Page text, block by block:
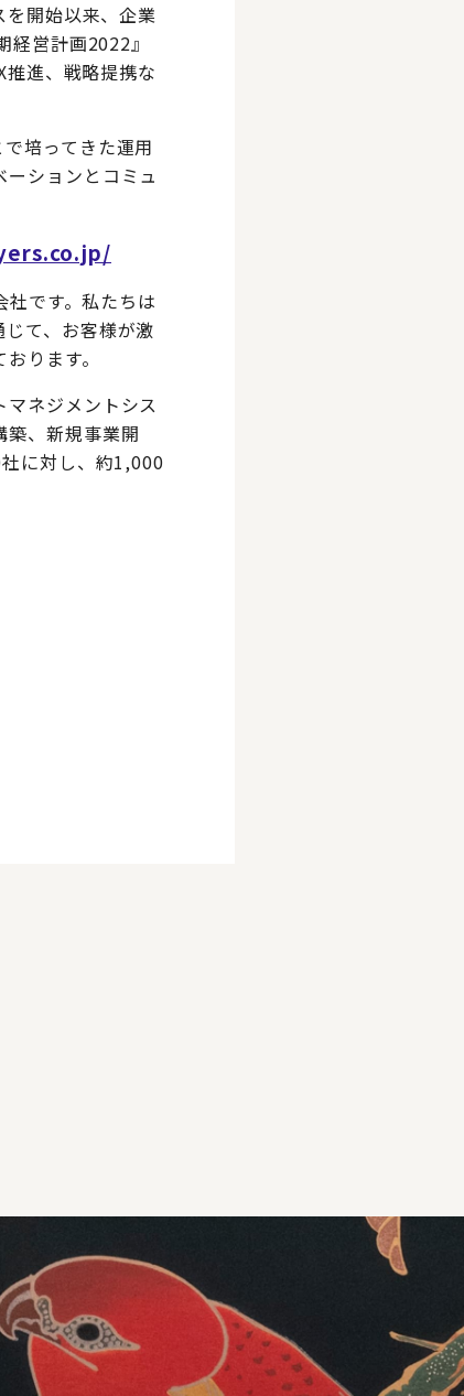
開始以来、企業
営計画2022』
進、戦略提携な
培ってきた運用
ションとコミュ
です。私たちは
て、お客様が激
ります。
ネジメントシス
築、新規事業開
に対し、約1,000